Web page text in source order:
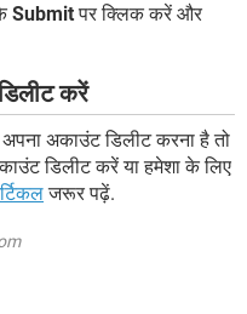
Submitपर क्लिक करें और
करें
अकाउंट डिलीट करना है तो
डिलीट करें या हमेशा के लिए
जरूर पढ़ें.